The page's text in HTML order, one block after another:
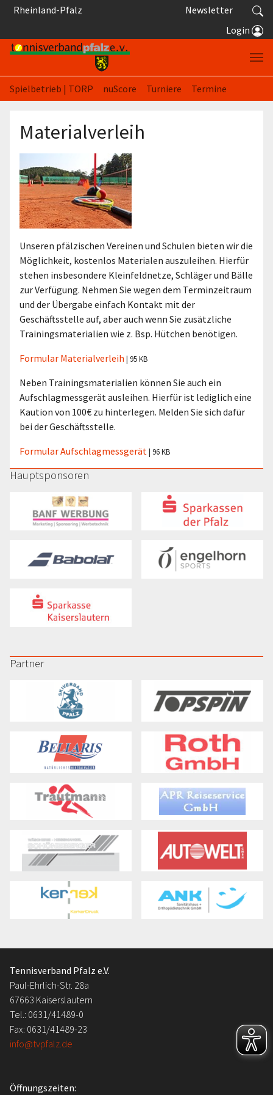
Springe zum Seiteninhalt
Rheinland-Pfalz
Newsletter
Login
Spielbetrieb | TORP nuScore Turniere Termine
Materialverleih
Unseren pfälzischen Vereinen und Schulen bieten wir die
Möglichkeit, kostenlos Materialen auszuleihen. Hierfür
stehen insbesondere Kleinfeldnetze, Schläger und Bälle
zur Verfügung. Nehmen Sie wegen dem Terminzeitraum
und der Übergabe einfach Kontakt mit der
Geschäftsstelle auf, aber auch wenn Sie zusätzliche
Trainingsmaterialien wie z. Bsp. Hütchen benötigen.
Formular Materialverleih | 95 KB
Neben Trainingsmaterialien können Sie auch ein
Aufschlagmessgerät ausleihen. Hierfür ist lediglich eine
Kaution von 100€ zu hinterlegen. Melden Sie sich dafür
bei der Geschäftsstelle.
Formular Aufschlagmessgerät | 96 KB
Hauptsponsoren
Partner
Tennisverband Pfalz e.V.
Paul-Ehrlich-Str. 28a
67663 Kaiserslautern
Tel.: 0631/41489-0
Fax: 0631/41489-23
info@tvpfalz.de
Öffnungszeiten: